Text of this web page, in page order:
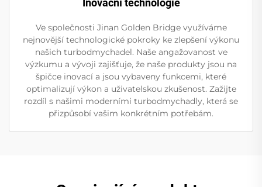
Inovační technologie
Ve společnosti Jinan Golden Bridge využíváme
nejnovější technologické pokroky ke zlepšení výkonu
našich turbodmychadel. Naše angažovanost ve
výzkumu a vývoji zajišťuje, že naše produkty jsou na
špičce inovací a jsou vybaveny funkcemi, které
optimalizují výkon a uživatelskou zkušenost. Zažijte
rozdíl s našimi moderními turbodmychadly, která se
přizpůsobí vašim konkrétním potřebám.